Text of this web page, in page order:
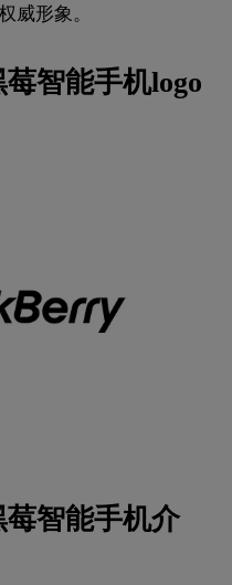
威形象。
智能手机logo
智能手机介